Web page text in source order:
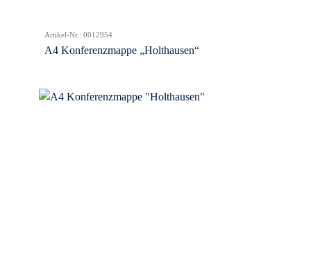
Artikel-Nr.: 0012954
A4 Konferenzmappe „Holthausen“